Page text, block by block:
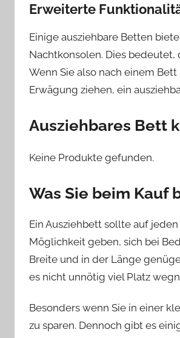
Erweiterte
Einige ausziehbare Betten
Nachtkonsolen. Dies bedeutet,
Wenn Sie also nach einem
Erwägung ziehen, ein
Ausziehbares Bett
Keine Produkte gefunden.
Was Sie beim Kauf
Ein Ausziehbett sollte auf
Möglichkeit geben, sich bei
Breite und in der Länge
es nicht unnötig viel Platz
Besonders wenn Sie in einer
zu sparen. Dennoch gibt es